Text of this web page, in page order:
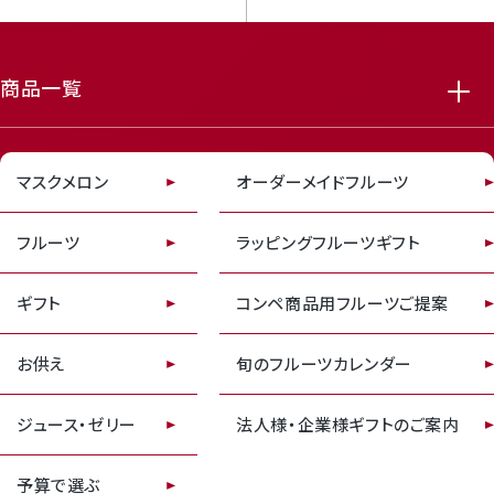
Review delivery_truck_speed
receipt_long contact_support
商品一覧
マスクメロン
フルーツ
ギフト
お供え
ジュース・ゼリー
予算で選ぶ
オーダーメイドフルーツ
ラッピングフルーツギフト
コンペ商品用フルーツご提案
旬のフルーツカレンダー
法人様・企業様ギフトのご案内